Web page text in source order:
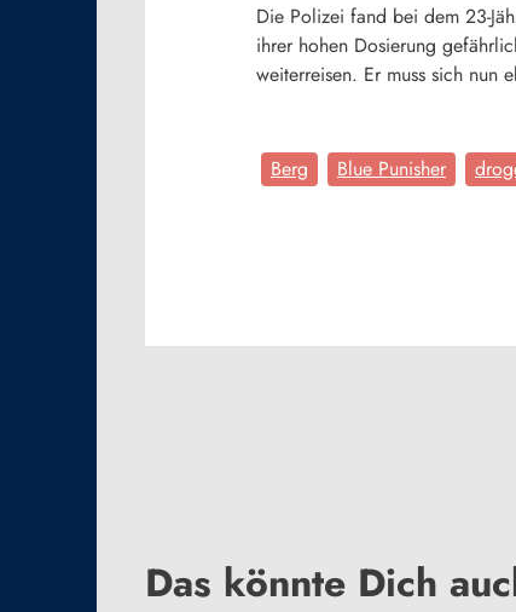
Die Polizei fand bei dem 23-
ihrer hohen Dosierung
weiterreisen. Er muss sich nun
Berg Blue Punisher
Das könnte Dich